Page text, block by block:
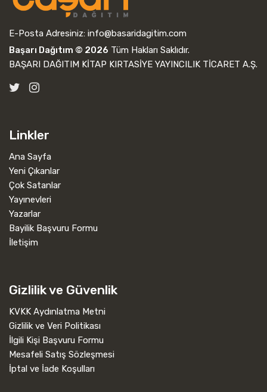
E-Posta Adresiniz: info@basaridagitim.com
Başarı Dağıtım © 2026 Tüm Hakları Saklıdır.
BAŞARI DAĞITIM KİTAP KIRTASİYE YAYINCILIK TİCARET A.Ş.
Linkler
Ana Sayfa
Yeni Çıkanlar
Çok Satanlar
Yayınevleri
Yazarlar
Bayilik Başvuru Formu
İletişim
Gizlilik ve Güvenlik
KVKK Aydınlatma Metni
Gizlilik ve Veri Politikası
İlgili Kişi Başvuru Formu
Mesafeli Satış Sözleşmesi
İptal ve İade Koşulları